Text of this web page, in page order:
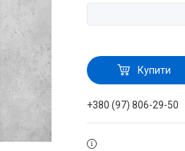
Купити
+380 (97) 806-29-50